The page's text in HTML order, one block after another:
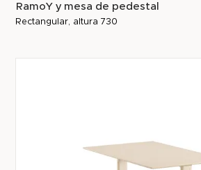
RamoY y mesa de pedestal
Rectangular, altura 730